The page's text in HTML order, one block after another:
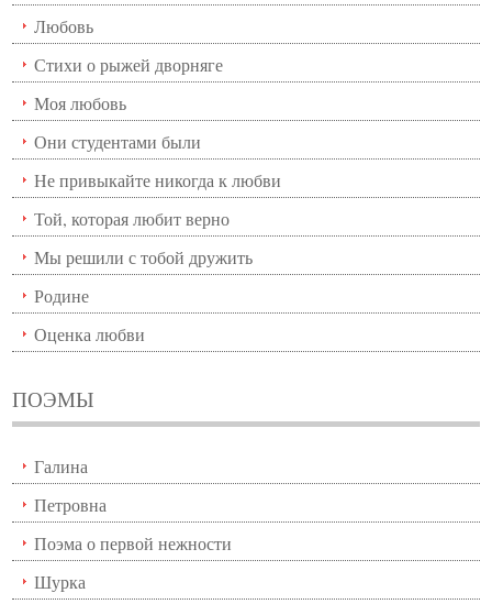
Любовь
Стихи о рыжей дворняге
Моя любовь
Они студентами были
Не привыкайте никогда к любви
Той, которая любит верно
Мы решили с тобой дружить
Родине
Оценка любви
ПОЭМЫ
Галина
Петровна
Поэма о первой нежности
Шурка